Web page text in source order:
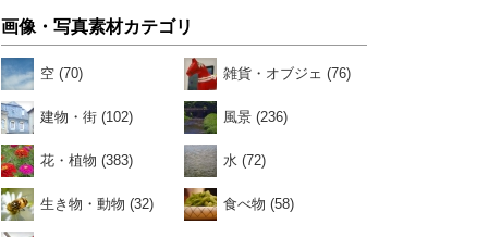
画像・写真素材カテゴリ
空 (70) 雑貨・オブジェ (76)
建物・街 (102) 風景 (236)
花・植物 (383) 水 (72)
生き物・動物 (32) 食べ物 (58)